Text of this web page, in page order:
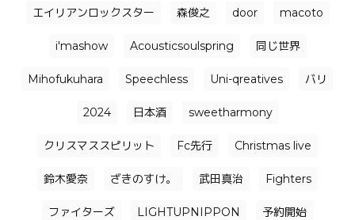
エイリアンロックスター 森俊之 door macoto
i'mashow Acousticsoulspring 同じ世界
Mihofukuhara Speechless Uni-qreatives バリ
2024 日本酒 sweetharmony
クリスマススピリット Fc先行 Christmas live
鈴木愛奈 ざきのすけ。 武田真治 Fighters
ファイターズ LIGHTUPNIPPON 予約開始